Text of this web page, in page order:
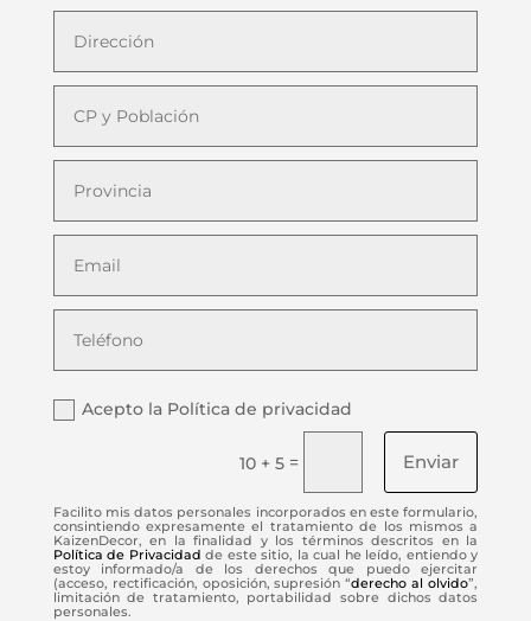
Acepto la Política de privacidad
10 + 5 = Enviar
Facilito mis datos personales incorporados en este formulario,
consintiendo expresamente el tratamiento de los mismos a
KaizenDecor, en la finalidad y los términos descritos en la
Política de Privacidad de este sitio, la cual he leído, entiendo y
estoy informado/a de los derechos que puedo ejercitar
(acceso, rectificación, oposición, supresión “derecho al olvido”,
limitación de tratamiento, portabilidad sobre dichos datos
personales.